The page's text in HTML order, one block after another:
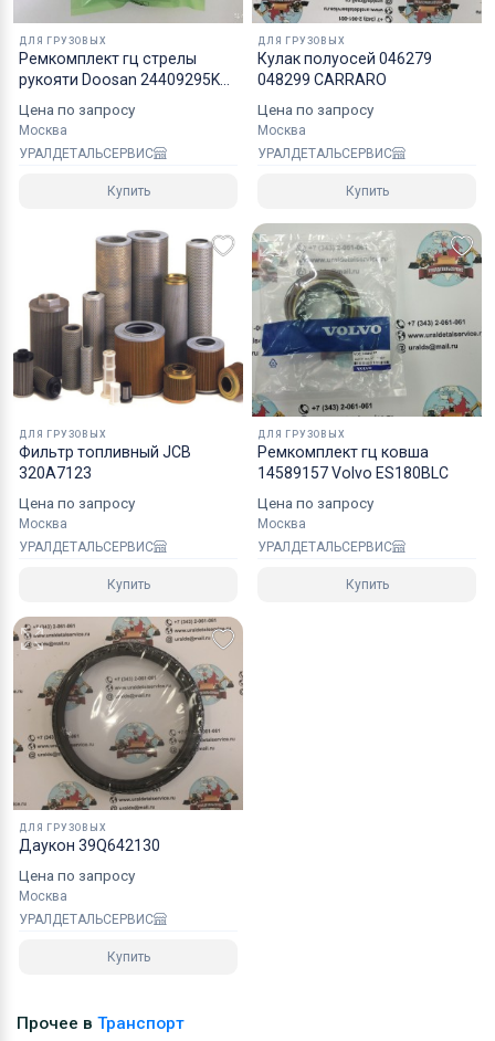
хрупких грузов.
Коробки оптимального размера и с
надежным уровнем защиты.
Специалисты компании готовы взять на себя все
мероприятия по оформлению документов и
страны СНГ, Азии и ЕС.
ДЛЯ ГРУЗОВЫХ
Ремкомплект гц стрелы
рукояти Doosan 24409295KT
Цена по запросу
Москва
УРАЛДЕТАЛЬСЕРВИС
Купить
ДЛЯ ГРУЗОВЫХ
Кулак полуосей 046279
048299 CARRARO
Цена по запросу
Москва
УРАЛДЕТАЛЬСЕРВИС
Купить
ДЛЯ ГРУЗОВЫХ
Фильтр топливный JCB
320A7123
Цена по запросу
Москва
УРАЛДЕТАЛЬСЕРВИС
Купить
ДЛЯ ГРУЗОВЫХ
Ремкомплект гц ковша
14589157 Volvo ES180BLC
Цена по запросу
Москва
УРАЛДЕТАЛЬСЕРВИС
Купить
ДЛЯ ГРУЗОВЫХ
Даукон 39Q642130
Цена по запросу
Москва
УРАЛДЕТАЛЬСЕРВИС
Купить
Прочее в Транспорт